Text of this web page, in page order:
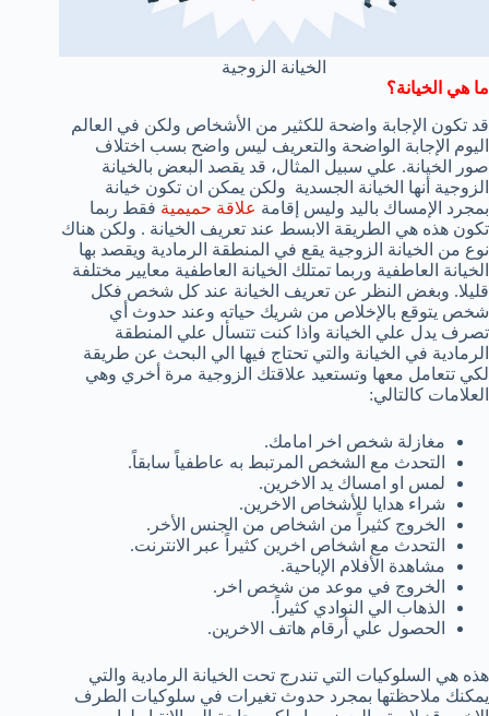
الخيانة الزوجية
ما هي الخيانة؟
قد تكون الإجابة واضحة للكثير من الأشخاص ولكن في العالم
اليوم الإجابة الواضحة والتعريف ليس واضح بسب اختلاف
صور الخيانة. علي سبيل المثال، قد يقصد البعض بالخيانة
الزوجية أنها الخيانة الجسدية ولكن يمكن ان تكون خيانة
بمجرد الإمساك باليد وليس إقامة علاقة حميمية فقط ربما
تكون هذه هي الطريقة الابسط عند تعريف الخيانة . ولكن هناك
نوع من الخيانة الزوجية يقع في المنطقة الرمادية ويقصد بها
الخيانة العاطفية وربما تمتلك الخيانة العاطفية معايير مختلفة
قليلا. وبغض النظر عن تعريف الخيانة عند كل شخص فكل
شخص يتوقع بالإخلاص من شريك حياته وعند حدوث أي
تصرف يدل علي الخيانة واذا كنت تتسأل علي المنطقة
الرمادية في الخيانة والتي تحتاج فيها الي البحث عن طريقة
لكي تتعامل معها وتستعيد علاقتك الزوجية مرة أخري وهي
العلامات كالتالي:
مغازلة شخص اخر امامك.
التحدث مع الشخص المرتبط به عاطفياً سابقاً.
لمس او امساك يد الاخرين.
شراء هدايا للأشخاص الاخرين.
الخروج كثيراً من اشخاص من الجنس الأخر.
التحدث مع اشخاص اخرين كثيراً عبر الانترنت.
مشاهدة الأفلام الإباحية.
الخروج في موعد من شخص اخر.
الذهاب الي النوادي كثيراً.
الحصول علي أرقام هاتف الاخرين.
هذه هي السلوكيات التي تندرج تحت الخيانة الرمادية والتي
يمكنك ملاحظتها بمجرد حدوث تغيرات في سلوكيات الطرف